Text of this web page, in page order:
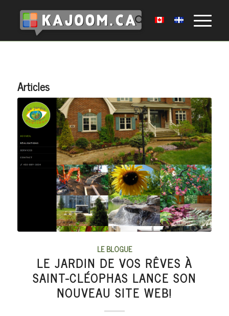
Articles
LE BLOGUE
LE JARDIN DE VOS RÊVES À
SAINT-CLÉOPHAS LANCE SON
NOUVEAU SITE WEB!